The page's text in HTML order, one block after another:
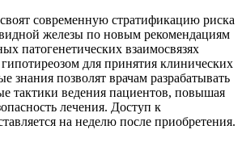
современную стратификацию риска
железы по новым рекомендациям
патогенетических взаимосвязях
для принятия клинических
знания позволят врачам разрабатывать
тактики ведения пациентов, повышая
лечения. Доступ к
на неделю после приобретения.